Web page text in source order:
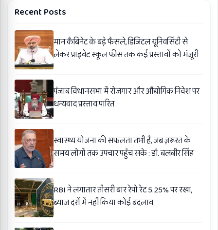
Recent Posts
मान कैबिनेट के बड़े फैसले, डिजिटल यूनिवर्सिटी से
लेकर प्राइवेट स्कूल फीस तक कई प्रस्तावों को मंजूरी
पंजाब विधानसभा में रोजगार और औद्योगिक निवेश पर
धन्यवाद प्रस्ताव पारित
स्वास्थ्य योजना की सफलता तभी है, जब ज़रूरत के
समय लोगों तक उपचार पहुँच सके : डॉ. बलबीर सिंह
RBI ने लगातार तीसरी बार रेपो रेट 5.25% पर रखा,
ब्याज दरों में नहीं किया कोई बदलाव